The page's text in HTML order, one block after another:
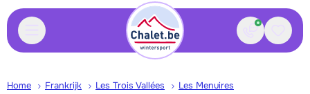
Contact
Home Frankrijk Les Trois Vallées Les Menuires